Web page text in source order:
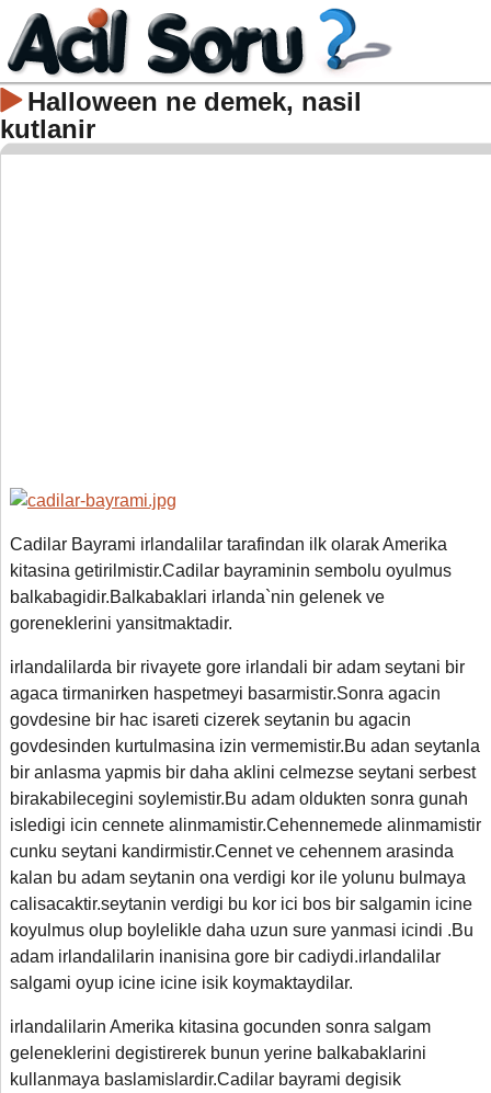
Halloween ne demek, nasil
kutlanir
Cadilar Bayrami irlandalilar tarafindan ilk olarak Amerika
kitasina getirilmistir.Cadilar bayraminin sembolu oyulmus
balkabagidir.Balkabaklari irlanda`nin gelenek ve
goreneklerini yansitmaktadir.
irlandalilarda bir rivayete gore irlandali bir adam seytani bir
agaca tirmanirken haspetmeyi basarmistir.Sonra agacin
govdesine bir hac isareti cizerek seytanin bu agacin
govdesinden kurtulmasina izin vermemistir.Bu adan seytanla
bir anlasma yapmis bir daha aklini celmezse seytani serbest
birakabilecegini soylemistir.Bu adam oldukten sonra gunah
isledigi icin cennete alinmamistir.Cehennemede alinmamistir
cunku seytani kandirmistir.Cennet ve cehennem arasinda
kalan bu adam seytanin ona verdigi kor ile yolunu bulmaya
calisacaktir.seytanin verdigi bu kor ici bos bir salgamin icine
koyulmus olup boylelikle daha uzun sure yanmasi icindi .Bu
adam irlandalilarin inanisina gore bir cadiydi.irlandalilar
salgami oyup icine icine isik koymaktaydilar.
irlandalilarin Amerika kitasina gocunden sonra salgam
geleneklerini degistirerek bunun yerine balkabaklarini
kullanmaya baslamislardir.Cadilar bayrami degisik